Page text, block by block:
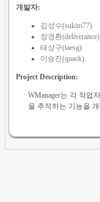
개발자:
김성수(sukim77)
장경환(deliverance)
태상구(taesg)
이승진(quack)
Project Description:
WManager는 각 작업
을 추적하는 기능을